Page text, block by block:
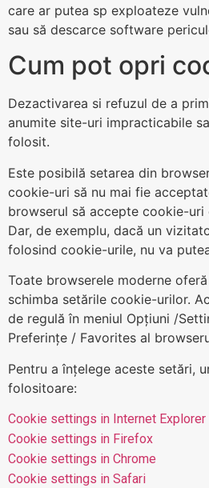
care ar putea sp exploateze
sau să descarce software
Cum pot opri
Dezactivarea si refuzul de a
anumite site-uri impracticabile
folosit.
Este posibilă setarea din
cookie-uri să nu mai fie
browserul să accepte cookie-uri
Dar, de exemplu, dacă un
folosind cookie-urile, nu va
Toate browserele moderne
schimba setările cookie-urilor.
de regulă în meniul Opțiuni /
Preferințe / Favorites al
Pentru a înțelege aceste setări,
folositoare:
Cookie settings in Internet Explorer
Cookie settings in Firefox
Cookie settings in Chrome
Cookie settings in Safari